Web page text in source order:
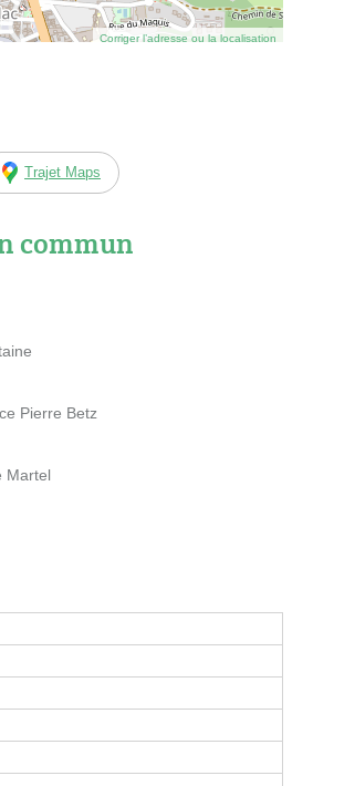
Corriger l’adresse ou la localisation
Trajet Maps
commun
Pierre Betz
Martel